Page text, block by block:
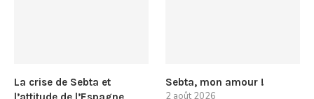
La crise de Sebta et
Sebta, mon amour !